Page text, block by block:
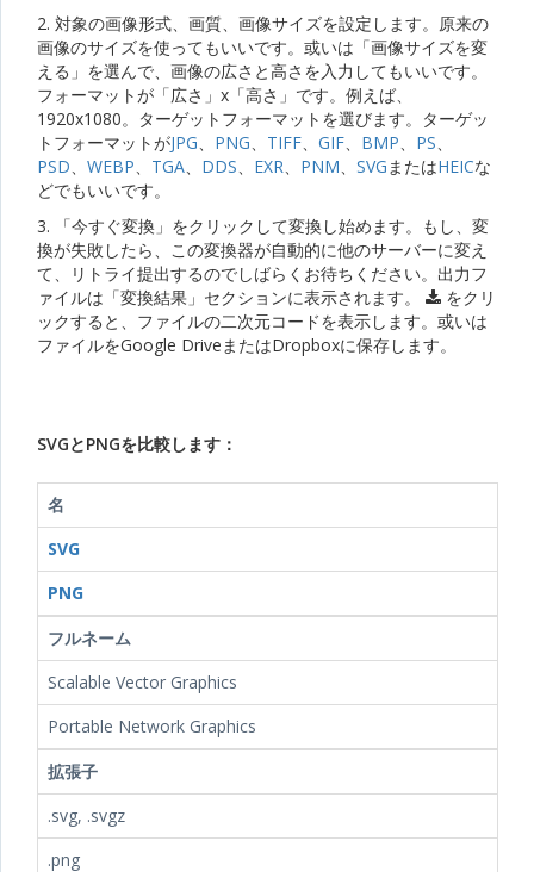
2. 対象の画像形式、画質、画像サイズを設定します。原来の
画像のサイズを使ってもいいです。或いは「画像サイズを変
える」を選んで、画像の広さと高さを入力してもいいです。
フォーマットが「広さ」x「高さ」です。例えば、
1920x1080。ターゲットフォーマットを選びます。ターゲッ
トフォーマットがJPG、 PNG、 TIFF、 GIF、 BMP、 PS、
PSD、 WEBP、 TGA、 DDS、 EXR、 PNM、 SVGまたはHEICな
どでもいいです。
3. 「今すぐ変換」をクリックして変換し始めます。もし、変
換が失敗したら、この変換器が自動的に他のサーバーに変え
て、リトライ提出するのでしばらくお待ちください。出力フ
ァイルは「変換結果」セクションに表示されます。
をクリ
ックすると、ファイルの二次元コードを表示します。或いは
ファイルをGoogle DriveまたはDropboxに保存します。
SVGとPNGを比較します：
名
SVG
PNG
フルネーム
Scalable Vector Graphics
Portable Network Graphics
拡張子
.svg, .svgz
.png